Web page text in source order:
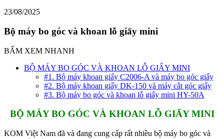
23/08/2025
Bộ máy bo góc và khoan lỗ giấy mini
BẤM XEM NHANH
BỘ MÁY BO GÓC VÀ KHOAN LỖ GIẤY MINI
#1. Bộ máy khoan giấy C2006-A và máy bo góc giấy
#2. Bộ máy khoan giấy DK-150 và máy cắt góc giấy
#3. Bộ máy bo góc và khoan lỗ giấy mini HY-50A
BỘ MÁY BO GÓC VÀ KHOAN LỖ GIẤY MINI
KOM Việt Nam đã và đang cung cấp rất nhiều bộ máy bo góc và